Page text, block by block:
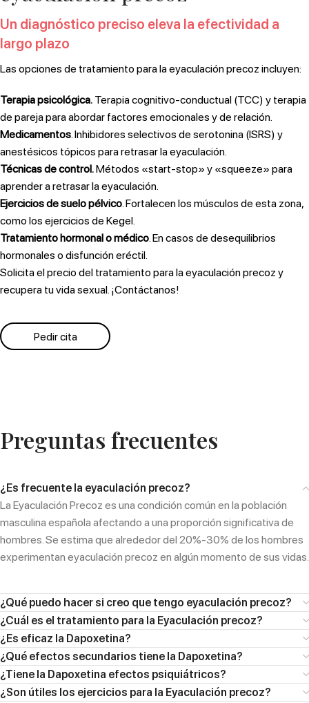
Un diagnóstico preciso eleva la efectividad a
largo plazo
Las opciones de tratamiento para la eyaculación precoz incluyen:
Terapia psicológica. Terapia cognitivo-conductual (TCC) y terapia
de pareja para abordar factores emocionales y de relación.
Medicamentos. Inhibidores selectivos de serotonina (ISRS) y
anestésicos tópicos para retrasar la eyaculación.
Técnicas de control.Métodos «start-stop» y «squeeze» para
aprender a retrasar la eyaculación.
Ejercicios de suelo pélvico. Fortalecen los músculos de esta zona,
como los ejercicios de Kegel.
Tratamiento hormonal o médico. En casos de desequilibrios
hormonales o disfunción eréctil.
Solicita el precio del tratamiento para la eyaculación precoz y
recupera tu vida sexual. ¡Contáctanos!
Pedir cita
Preguntas frecuentes
¿Es frecuente la eyaculación precoz?
La Eyaculación Precoz es una condición común en la población
masculina española afectando a una proporción significativa de
hombres. Se estima que alrededor del 20%-30% de los hombres
experimentan eyaculación precoz en algún momento de sus vidas.
¿Qué puedo hacer si creo que tengo eyaculación precoz?
¿Cuál es el tratamiento para la Eyaculación precoz?
¿Es eficaz la Dapoxetina?
¿Qué efectos secundarios tiene la Dapoxetina?
¿Tiene la Dapoxetina efectos psiquiátricos?
¿Son útiles los ejercicios para la Eyaculación precoz?